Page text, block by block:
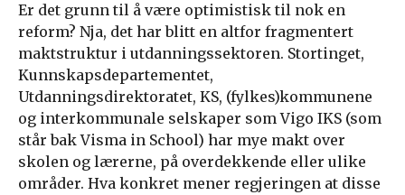
Er det grunn til å være optimistisk til nok en
reform? Nja, det har blitt en altfor fragmentert
maktstruktur i utdanningssektoren. Stortinget,
Kunnskapsdepartementet,
Utdanningsdirektoratet, KS, (fylkes)kommunene
og interkommunale selskaper som Vigo IKS (som
står bak Visma in School) har mye makt over
skolen og lærerne, på overdekkende eller ulike
områder. Hva konkret mener regjeringen at disse